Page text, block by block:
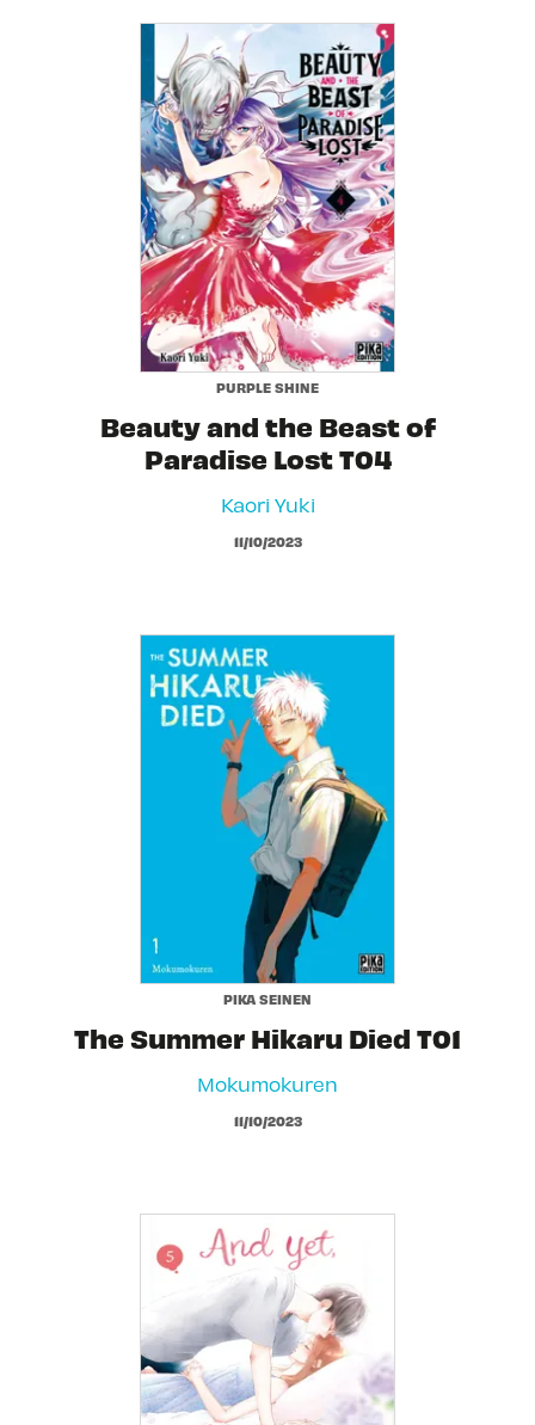
PURPLE SHINE
Beauty and the Beast of
Paradise Lost T04
Kaori Yuki
11/10/2023
PIKA SEINEN
The Summer Hikaru Died T01
Mokumokuren
11/10/2023